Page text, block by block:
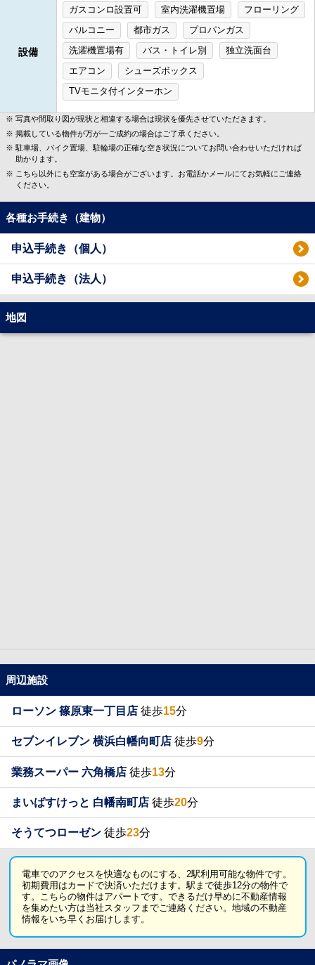
設備
ガスコンロ設置可 室内洗濯機置場
フローリング
バルコニー
都市ガス
プロパンガス
洗濯機置場有
バス・トイレ別
独立洗面台
エアコン
シューズボックス
TVモニタ付インターホン
写真や間取り図が現状と相違する場合は現状を優先させていただきます。
掲載している物件が万が一ご成約の場合はご了承ください。
駐車場、バイク置場、駐輪場の正確な空き状況についてお問い合わせいただければ
助かります。
こちら以外にも空室がある場合がございます。お電話かメールにてお気軽にご連絡
ください。
各種お手続き（建物）
申込手続き（個人）
申込手続き（法人）
地図
周辺施設
ローソン 篠原東一丁目店 徒歩15分
セブンイレブン 横浜白幡向町店 徒歩9分
業務スーパー 六角橋店 徒歩13分
まいばすけっと 白幡南町店 徒歩20分
そうてつローゼン 徒歩23分
電車でのアクセスを快適なものにする、2駅利用可能な物件です。
初期費用はカードで決済いただけます。駅まで徒歩12分の物件で
す。こちらの物件はアパートです。できるだけ早めに不動産情報
を集めたい方は当社スタッフまでご連絡ください。地域の不動産
情報をいち早くお届けします。